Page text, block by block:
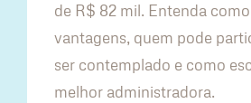
de R$ 82 mil. Entenda
vantagens, quem pode
ser contemplado e como
melhor administradora.